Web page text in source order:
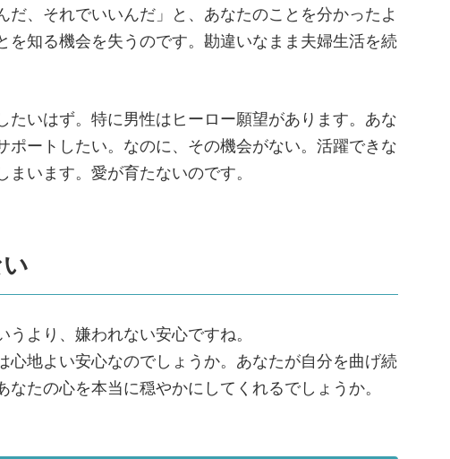
、それでいいんだ」と、あなたのことを分かったよ
を知る機会を失うのです。勘違いなまま夫婦生活を続
いはず。特に男性はヒーロー願望があります。あな
ポートしたい。なのに、その機会がない。活躍できな
います。愛が育たないのです。
より、嫌われない安心ですね。
地よい安心なのでしょうか。あなたが自分を曲げ続
たの心を本当に穏やかにしてくれるでしょうか。